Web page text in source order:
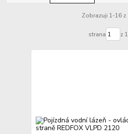
Zobrazuji 1-16 z
strana z 1